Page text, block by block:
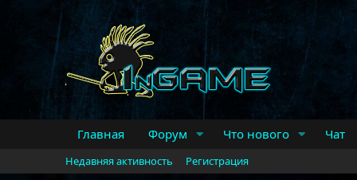
Главная Форум Что нового Чат
Недавняя активность
Регистрация